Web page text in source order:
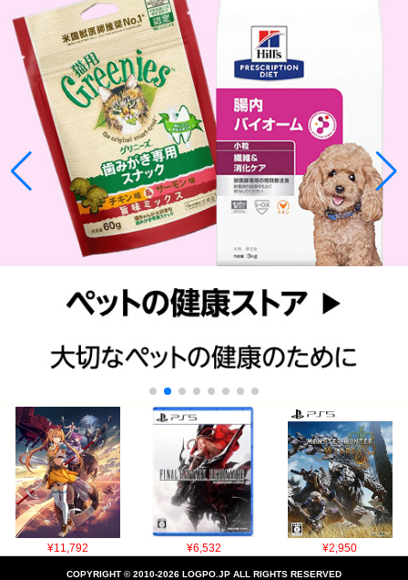
¥11,792 ¥6,532 ¥2,950
COPYRIGHT © 2010-2026 LOGPO.JP ALL RIGHTS RESERVED